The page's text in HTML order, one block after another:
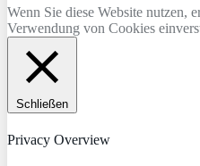
Wenn Sie diese Website nutzen,
Verwendung von Cookies
Schließen
Privacy Overview